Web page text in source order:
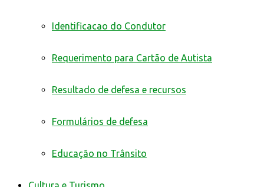
Identificacao do Condutor
Requerimento para Cartão de Autista
Resultado de defesa e recursos
Formulários de defesa
Educação no Trânsito